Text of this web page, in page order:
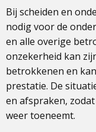
Bij scheiden en
nodig voor de
en alle overige
onzekerheid kan
betrokkenen en
prestatie. De
en afspraken,
weer toeneemt.